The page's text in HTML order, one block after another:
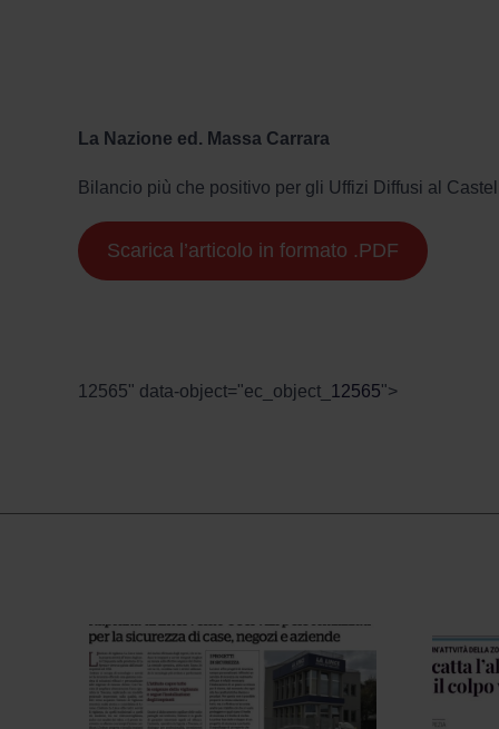
La Nazione ed. Massa Carrara
Bilancio più che positivo per gli Uffizi Diffusi al
Scarica l’articolo in formato .PDF
12565" data-object="ec_object_ 12565">